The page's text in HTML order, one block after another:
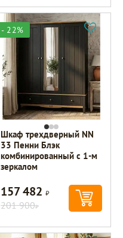
- 22%
Шкаф трехдверный NN
33 Пенни Блэк
комбинированный с 1-м
зеркалом
157 482Р
201 900Р